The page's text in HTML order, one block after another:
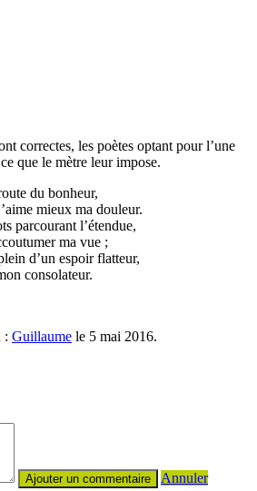
correctes, les poètes optant pour l’une
que le mètre leur impose.
du bonheur,
mieux ma douleur.
parcourant l’étendue,
ma vue ;
d’un espoir flatteur,
consolateur.
: Guillaume le 5 mai 2016.
Annuler